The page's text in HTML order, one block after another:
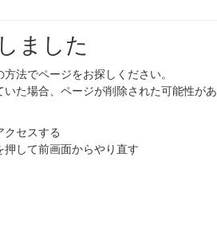
ました
法でページをお探しください。
た場合、ページが削除された可能性があ
クセスする
して前画面からやり直す